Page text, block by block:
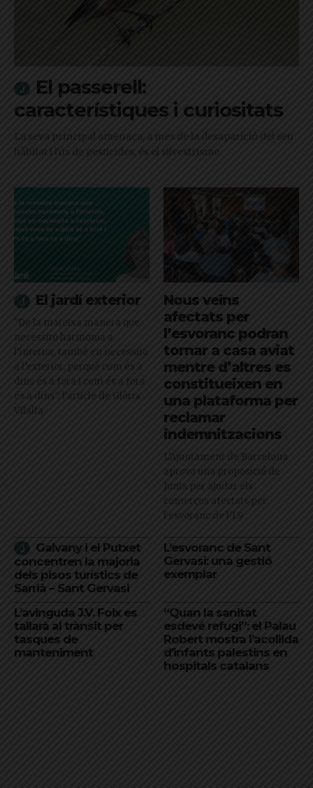
El passerell:
característiques i curiositats
La seva principal amenaça, a més de la desaparició del seu
hàbitat i l'ús de pesticides, és el silvestrisme
El jardí exterior
"De la mateixa manera que
necessito harmonia a
l’interior, també en necessito
a l’exterior, perquè com és a
dins és a fora i com és a fora
és a dins": l'article de Glòria
Vilalta
Nous veïns
afectats per
l’esvoranc podran
tornar a casa aviat
mentre d’altres es
constitueixen en
una plataforma per
reclamar
indemnitzacions
L’Ajuntament de Barcelona
aprova una proposició de
Junts per ajudar els
comerços afectats per
l'esvoranc de l'L9
Galvany i el Putxet
concentren la majoria
dels pisos turístics de
Sarrià – Sant Gervasi
L’esvoranc de Sant
Gervasi: una gestió
exemplar
L’avinguda J.V. Foix es
tallarà al trànsit per
tasques de
manteniment
“Quan la sanitat
esdevé refugi”: el Palau
Robert mostra l’acollida
d’infants palestins en
hospitals catalans